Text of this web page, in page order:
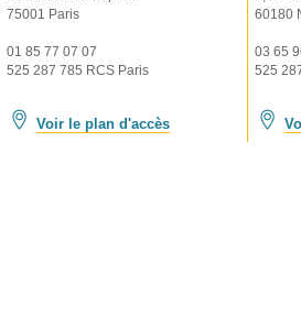
75001 Paris
01 85 77 07 07
525 287 785 RCS Paris
Voir le plan d'accès
60180
03 65
525